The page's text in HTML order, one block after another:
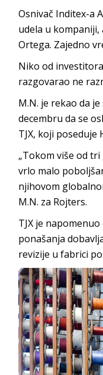
Osnivač Inditex-a
udela u kompaniji,
Ortega. Zajedno
Niko od
razgovarao ne
M.N. je rekao da
decembru da se
TJX, koji poseduje
„Tokom više od
vrlo malo
njihovom
M.N. za Rojters.
TJX je
ponašanja
revizije u fabrici